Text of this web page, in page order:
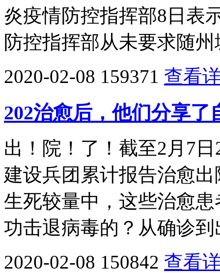
炎疫情防控指挥部8日表
防控指挥部从未要求随
2020-02-08 159371 查看
202治愈后，他们分享了
出！院！了！截至2月7
建设兵团累计报告治愈
生死较量中，这些治愈
功击退病毒的？从确诊到
2020-02-08 150842 查看